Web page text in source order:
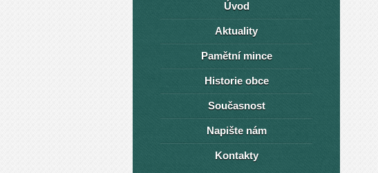
Úvod
Aktuality
Pamětní mince
Historie obce
Současnost
Napište nám
Kontakty